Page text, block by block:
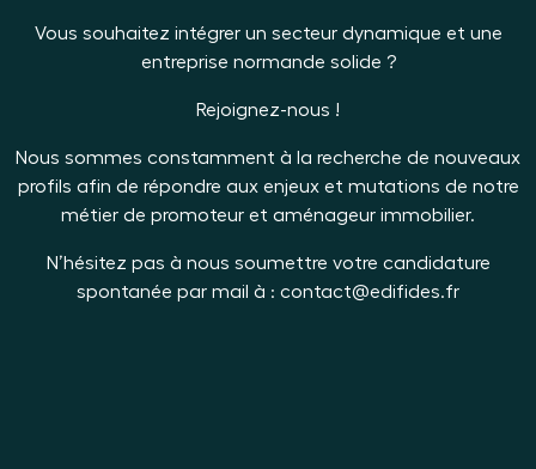
Vous souhaitez intégrer un secteur dynamique et une
entreprise normande solide ?
Rejoignez-nous !
Nous sommes constamment à la recherche de nouveaux
profils afin de répondre aux enjeux et mutations de notre
métier de promoteur et aménageur immobilier.
N’hésitez pas à nous soumettre votre candidature
spontanée par mail à : contact@edifides.fr